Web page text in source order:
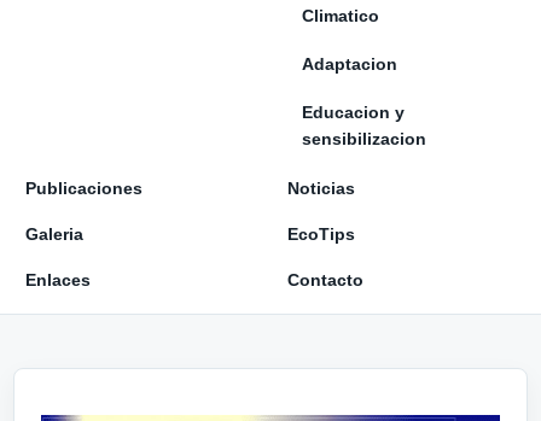
Climatico
Adaptacion
Educacion y
sensibilizacion
Publicaciones Noticias
Galeria EcoTips
Enlaces Contacto